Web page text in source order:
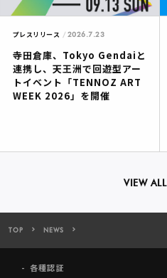
プレスリリース 2026.7.23
寺田倉庫、Tokyo Gendaiと
連携し、天王洲で回遊型アー
トイベント「TENNOZ ART
WEEK 2026」を開催
VIEW ALL
TOP NEWS
各種認証